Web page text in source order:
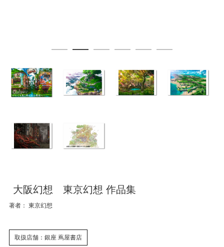
大阪幻想 東京幻想 作品集
著者： 東京幻想
取扱店舗：銀座 蔦屋書店